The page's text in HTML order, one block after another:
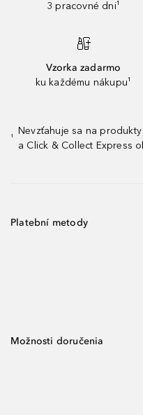
3 pracovné dni¹
Vzorka zadarmo
ku každému nákupu¹
¹
Nevzťahuje sa na
a Click & Collect Express
Platební metody
Možnosti doručenia